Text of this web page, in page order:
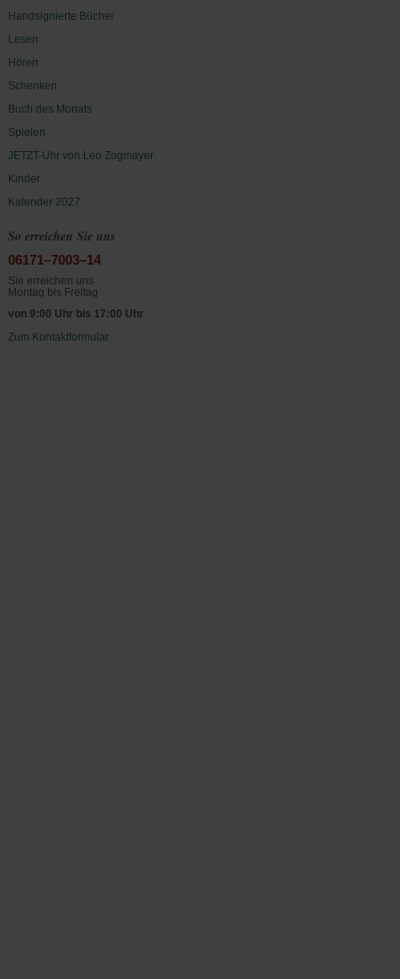
Handsignierte Bücher
Lesen
Hören
Schenken
Buch des Monats
Spielen
JETZT-Uhr von Leo Zogmayer
Kinder
Kalender 2027
So erreichen Sie uns
06171–7003–14
Sie erreichen uns
Montag bis Freitag
von 9:00 Uhr bis 17:00 Uhr
Zum Kontaktformular